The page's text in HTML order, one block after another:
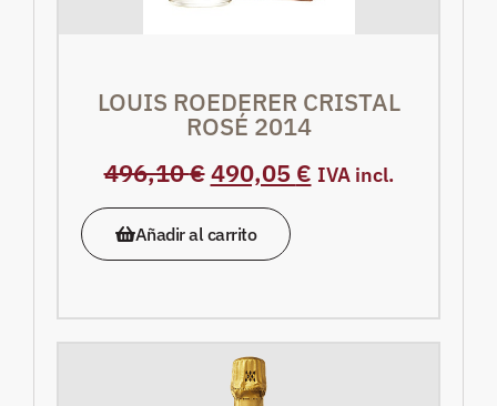
LOUIS ROEDERER CRISTAL
ROSÉ 2014
496,10€490,05 € IVA incl.
Añadir al carrito